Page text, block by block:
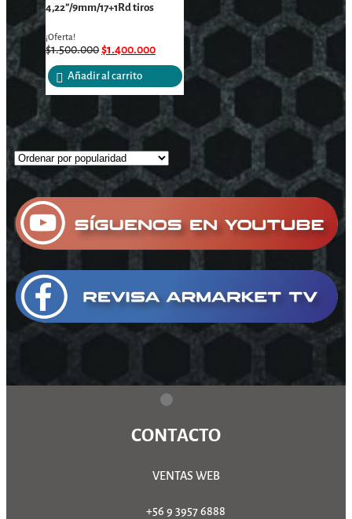
4,22”/9mm/17+1Rd tiros
¡Oferta!
$1.500.000$1.400.000
Añadir al carrito
CONTACTO
VENTAS WEB
+56 9 3957 6888